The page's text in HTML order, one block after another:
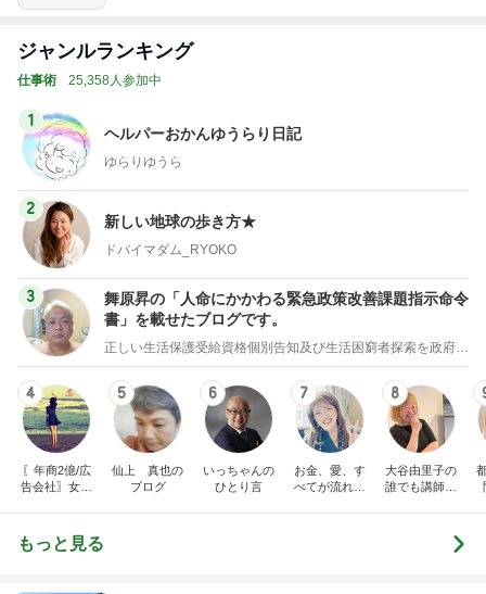
ジャンルランキング
仕事術 25,358人参加中
1
ヘルパーおかんゆうらり日記
ゆらりゆうら
2
新しい地球の歩き方★
ドバイマダム_RYOKO
3
舞原昇の「人命にかかわる緊急政策改善課題指示命令
書」を載せたブログです。
正しい生活保護受給資格個別告知及び生活困窮者探索を政府に義務付ける法案制定の為の署名のお願い
4
〖年商2億/広
告会社〗女社
5
仙上 真也の
ブログ
6
いっちゃんの
ひとり言
7
お金、愛、す
べてが流れ込
8
大谷由里子の
誰でも講師ブ
って・動く人
もっと見る